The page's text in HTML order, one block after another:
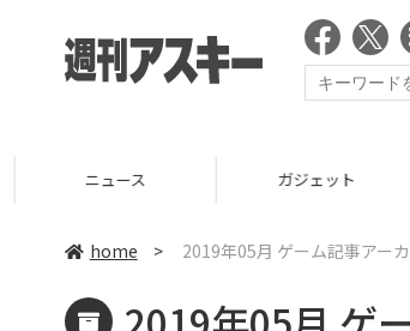
ニュース ガジェット
home > 2019年05月 ゲーム記事アー